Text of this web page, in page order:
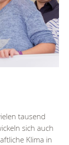
tausend
sich auch
Klima in